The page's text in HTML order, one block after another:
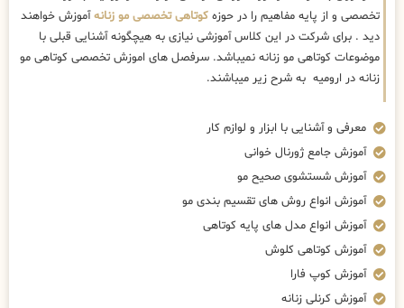
تخصصی و از پایه مفاهیم را در حوزه کوتاهی تخصصی مو زنانهآموزش خواهند
دید . برای شرکت در این کلاس آموزشی نیازی به هیچگونه آشنایی قبلی با
موضوعات کوتاهی مو زنانه نمیباشد. سرفصل های اموزش تخصصی کوتاهی مو
زنانه در ارومیه به شرح زیر میباشند.
معرفی و آشنایی با ابزار و لوازم کار
آموزش جامع ژورنال خوانی
آموزش شستشوی صحیح مو
آموزش انواع روش های تقسیم بندی مو
آموزش انواع مدل های پایه کوتاهی
آموزش کوتاهی کلوش
آموزش کوپ فارا
آموزش کرنلی زنانه